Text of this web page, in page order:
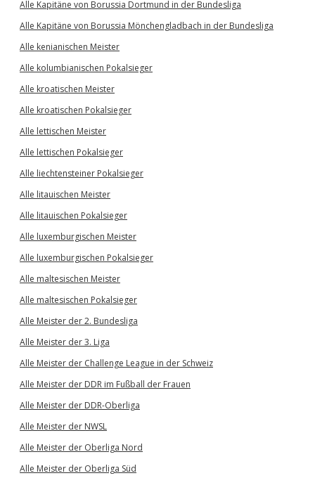
Alle Kapitäne von Borussia Dortmund in der Bundesliga
Alle Kapitäne von Borussia Mönchengladbach in der Bundesliga
Alle kenianischen Meister
Alle kolumbianischen Pokalsieger
Alle kroatischen Meister
Alle kroatischen Pokalsieger
Alle lettischen Meister
Alle lettischen Pokalsieger
Alle liechtensteiner Pokalsieger
Alle litauischen Meister
Alle litauischen Pokalsieger
Alle luxemburgischen Meister
Alle luxemburgischen Pokalsieger
Alle maltesischen Meister
Alle maltesischen Pokalsieger
Alle Meister der 2. Bundesliga
Alle Meister der 3. Liga
Alle Meister der Challenge League in der Schweiz
Alle Meister der DDR im Fußball der Frauen
Alle Meister der DDR-Oberliga
Alle Meister der NWSL
Alle Meister der Oberliga Nord
Alle Meister der Oberliga Süd